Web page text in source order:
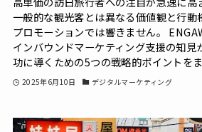
一般的な観光客とは異なる価値観と行動
プロモーションでは響きません。
インバウンドマーケティング支援の知見
功に導くための5つの戦略的ポイントを
2025年6月10日 デジタルマーケティング